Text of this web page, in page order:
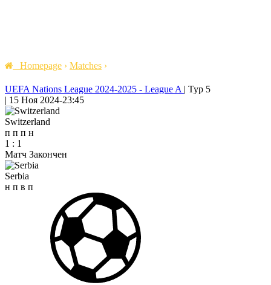
Homepage › Matches ›
UEFA Nations League 2024-2025 - League A | Тур 5
| 15 Ноя 2024-23:45
Switzerland
п п п н
1 : 1
Матч Закончен
Serbia
н п в п